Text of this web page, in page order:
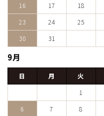
16
17 18
23
24 25
30
31
9月
日 月 火
1
6
7 8